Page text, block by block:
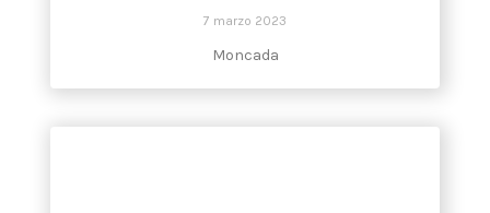
7 marzo 2023
Moncada